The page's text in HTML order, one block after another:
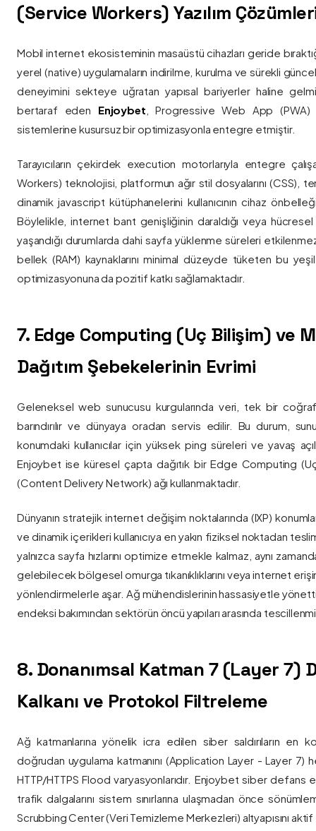
(Service Workers) Yazılım
Mobil internet ekosisteminin masaüstü cihazları geride
yerel (native) uygulamaların indirilme, kurulma ve sürekli
deneyimini sekteye uğratan yapısal bariyerler haline
bertaraf eden Enjoybet , Progressive Web App (PWA)
sistemlerine kusursuz bir optimizasyonla entegre etmiştir.
Tarayıcıların çekirdek execution motorlarıyla entegre
Workers) teknolojisi, platformun ağır stil dosyalarını (CSS),
dinamik javascript kütüphanelerini kullanıcının cihaz
Böylelikle, internet bant genişliğinin daraldığı veya
yaşandığı durumlarda dahi sayfa yüklenme süreleri
bellek (RAM) kaynaklarını minimal düzeyde tüketen bu yeşil
optimizasyonuna da pozitif katkı sağlamaktadır.
7. Edge Computing (Uç Bilişim) ve
Dağıtım Şebekelerinin Evrimi
Geleneksel web sunucusu kurgularında veri, tek bir
barındırılır ve dünyaya oradan servis edilir. Bu durum,
konumdaki kullanıcılar için yüksek ping süreleri ve yavaş
Enjoybet ise küresel çapta dağıtık bir Edge Computing
(Content Delivery Network) ağı kullanmaktadır.
Dünyanın stratejik internet değişim noktalarında (IXP)
ve dinamik içerikleri kullanıcıya en yakın fiziksel noktadan
yalnızca sayfa hızlarını optimize etmekle kalmaz, aynı
gelebilecek bölgesel omurga tıkanıklıklarını veya internet
yönlendirmelerle aşar. Ağ mühendislerinin hassasiyetle
endeksi bakımından sektörün öncü yapıları arasında
8. Donanımsal Katman 7 (Layer 7)
Kalkanı ve Protokol Filtreleme
Ağ katmanlarına yönelik icra edilen siber saldırıların en
doğrudan uygulama katmanını (Application Layer - Layer 7)
HTTP/HTTPS Flood varyasyonlarıdır. Enjoybet siber
trafik dalgalarını sistem sınırlarına ulaşmadan önce
Scrubbing Center (Veri Temizleme Merkezleri) altyapısını